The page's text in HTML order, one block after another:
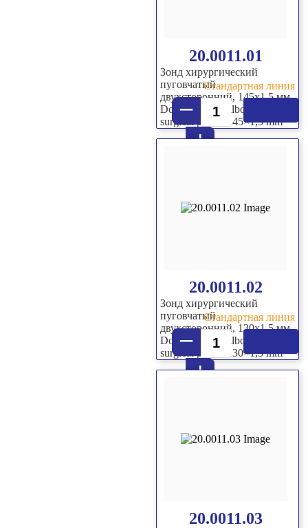
20.0011.01
Зонд хирургический
пуговчатый
двухсторонний, 145х1,5 мм
Double sided bulbous-end
surgical probe, 145×1,5 mm
–
+
Стандартная линия
20.0011.02
Зонд хирургический
пуговчатый
двухсторонний, 130х1,5 мм
Double sided bulbous-end
surgical probe, 130×1,5 mm
–
+
Стандартная линия
20.0011.03